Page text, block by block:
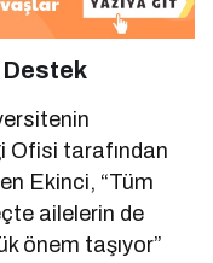
Ofisi tarafından
Ekinci, “Tüm
ailelerin de
önem taşıyor”